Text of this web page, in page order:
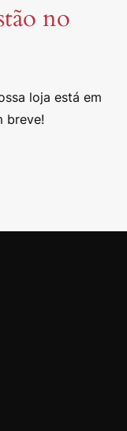
no
loja está em
breve!